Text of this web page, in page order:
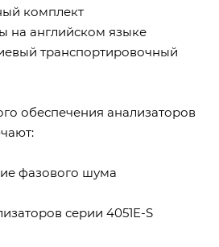
комплект
на английском языке
транспортировочный
обеспечения анализаторов
фазового шума
серии 4051E-S